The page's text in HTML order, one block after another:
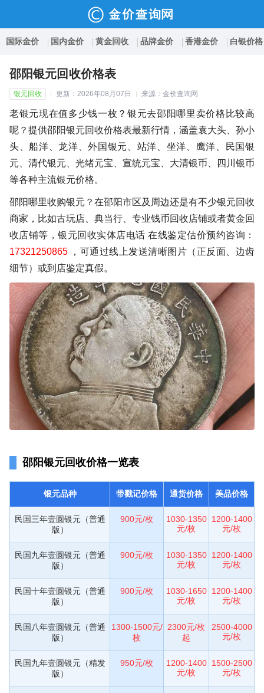
国际金价 国内金价 黄金回收 品牌金价 香港金价 白银价格
邵阳银元回收价格表
银元回收 更新：2026年08月07日 来源：金价查询网
老银元现在值多少钱一枚？银元去邵阳哪里卖价格比较高
呢？提供邵阳银元回收价格表最新行情，涵盖袁大头、孙小
头、船洋、龙洋、外国银元、站洋、坐洋、鹰洋、民国银
元、清代银元、光绪元宝、宣统元宝、大清银币、四川银币
等各种主流银元价格。
邵阳哪里收购银元？在邵阳市区及周边还是有不少银元回收
商家，比如古玩店、典当行、专业钱币回收店铺或者黄金回
收店铺等，银元回收实体店电话 在线鉴定估价预约咨询：
17321250865
，可通过线上发送清晰图片（正反面、边齿
细节）或到店鉴定真假。
邵阳银元回收价格一览表
银元品种 带戳记价格 通货价格 美品价格
民国三年壹圆银元（普通
版）
900元/枚
1030-1350
元/枚
1200-1400
元/枚
民国九年壹圆银元（普通
版）
900元/枚
1030-1350
元/枚
1200-1400
元/枚
民国十年壹圆银元（普通
版）
900元/枚
1030-1650
元/枚
1200-1400
元/枚
民国八年壹圆银元（普通
版）
1300-1500元/
枚
2300元/枚
起
2500-4000
元/枚
民国九年壹圆银元（精发
版）
950元/枚
1200-1400
元/枚
1500-2500
元/枚